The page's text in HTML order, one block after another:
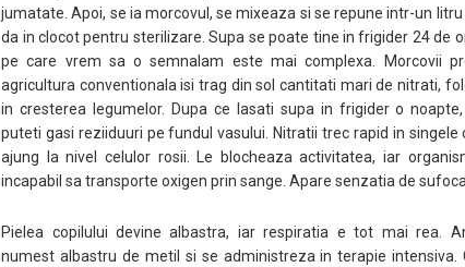
jumatate. Apoi, se ia morcovul, se mixeaza si se repune intr-un litru
da in clocot pentru sterilizare. Supa se poate tine in frigider 24 de
pe care vrem sa o semnalam este mai complexa. Morcovii
agricultura conventionala isi trag din sol cantitati mari de nitrati,
in cresterea legumelor. Dupa ce lasati supa in frigider o
puteti gasi reziiduuri pe fundul vasului. Nitratii trec rapid in singele
ajung la nivel celulor rosii. Le blocheaza activitatea, iar
incapabil sa transporte oxigen prin sange. Apare senzatia de
Pielea copilului devine albastra, iar respiratia e tot mai rea.
numest albastru de metil si se administreza in terapie intensiva.